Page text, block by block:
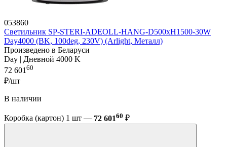
053860
Светильник SP-STERI-ADEOLL-HANG-D500xH1500-30W
Day4000 (BK, 100deg, 230V) (Arlight, Металл)
Произведено в Беларуси
Day | Дневной 4000 K
72 60160
₽/шт
В наличии
Коробка (картон) 1 шт — 72 60160 ₽